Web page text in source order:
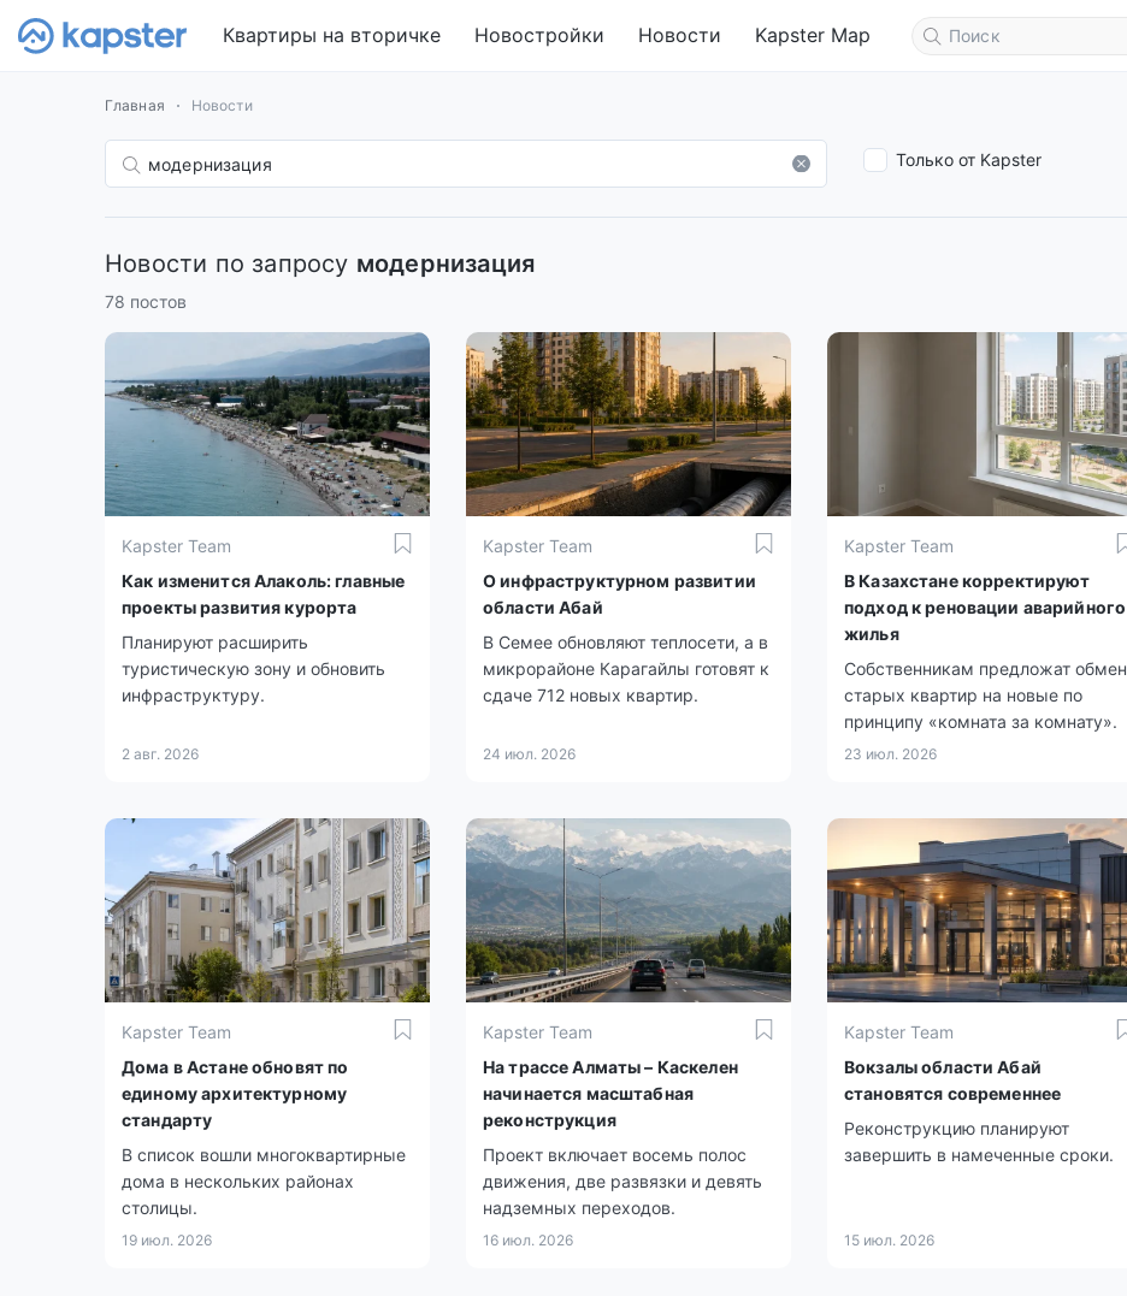
Квартиры на вторичке Новостройки Новости Kapster Map
Главная Новости
Только от Kapster
Новости по запросу модернизация
78 постов
Kapster Team
Как изменится Алаколь: главные
проекты развития курорта
Планируют расширить
туристическую зону и обновить
инфраструктуру.
2 авг. 2026
Kapster Team
О инфраструктурном развитии
области Абай
В Семее обновляют теплосети, а в
микрорайоне Карагайлы готовят к
сдаче 712 новых квартир.
24 июл. 2026
Kapster Team
В Казахстане корректируют
подход к реновации аварийного
жилья
Собственникам предложат обмен
старых квартир на новые по
принципу «комната за комнату».
23 июл. 2026
Kapster Team
Дома в Астане обновят по
единому архитектурному
стандарту
В список вошли многоквартирные
дома в нескольких районах
столицы.
19 июл. 2026
Kapster Team
На трассе Алматы – Каскелен
начинается масштабная
реконструкция
Проект включает восемь полос
движения, две развязки и девять
надземных переходов.
16 июл. 2026
Kapster Team
Вокзалы области Абай
становятся современнее
Реконструкцию планируют
завершить в намеченные сроки.
15 июл. 2026